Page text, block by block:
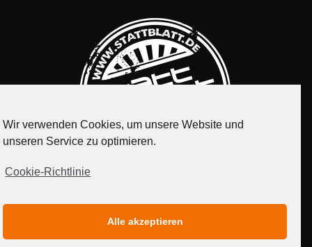
MEDIADATEN
Wir verwenden Cookies, um unsere Website und
unseren Service zu optimieren.
Cookie-Richtlinie
Alle akzeptieren